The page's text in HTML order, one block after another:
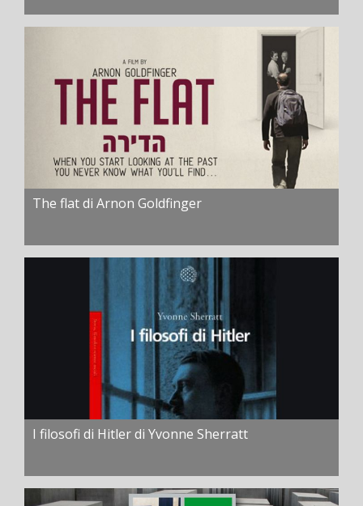
The flat di Arnon Goldfinger
I filosofi di Hitler di Yvonne Sherratt